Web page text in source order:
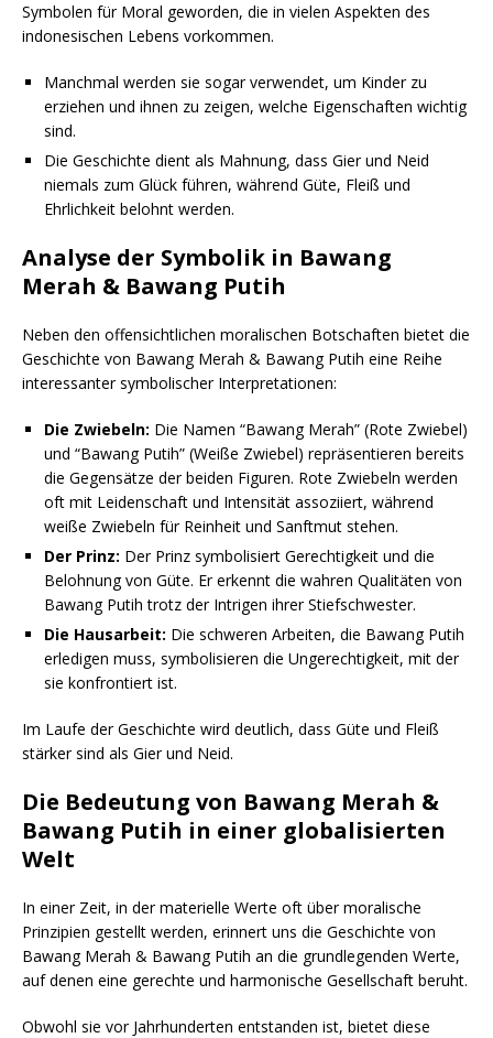
Symbolen für Moral geworden, die in vielen Aspekten des
indonesischen Lebens vorkommen.
Manchmal werden sie sogar verwendet, um Kinder zu
erziehen und ihnen zu zeigen, welche Eigenschaften wichtig
sind.
Die Geschichte dient als Mahnung, dass Gier und Neid
niemals zum Glück führen, während Güte, Fleiß und
Ehrlichkeit belohnt werden.
Analyse der Symbolik in Bawang
Merah & Bawang Putih
Neben den offensichtlichen moralischen Botschaften bietet die
Geschichte von Bawang Merah & Bawang Putih eine Reihe
interessanter symbolischer Interpretationen:
Die Zwiebeln: Die Namen “Bawang Merah” (Rote Zwiebel)
und “Bawang Putih” (Weiße Zwiebel) repräsentieren bereits
die Gegensätze der beiden Figuren. Rote Zwiebeln werden
oft mit Leidenschaft und Intensität assoziiert, während
weiße Zwiebeln für Reinheit und Sanftmut stehen.
Der Prinz: Der Prinz symbolisiert Gerechtigkeit und die
Belohnung von Güte. Er erkennt die wahren Qualitäten von
Bawang Putih trotz der Intrigen ihrer Stiefschwester.
Die Hausarbeit: Die schweren Arbeiten, die Bawang Putih
erledigen muss, symbolisieren die Ungerechtigkeit, mit der
sie konfrontiert ist.
Im Laufe der Geschichte wird deutlich, dass Güte und Fleiß
stärker sind als Gier und Neid.
Die Bedeutung von Bawang Merah &
Bawang Putih in einer globalisierten
Welt
In einer Zeit, in der materielle Werte oft über moralische
Prinzipien gestellt werden, erinnert uns die Geschichte von
Bawang Merah & Bawang Putih an die grundlegenden Werte,
auf denen eine gerechte und harmonische Gesellschaft beruht.
Obwohl sie vor Jahrhunderten entstanden ist, bietet diese